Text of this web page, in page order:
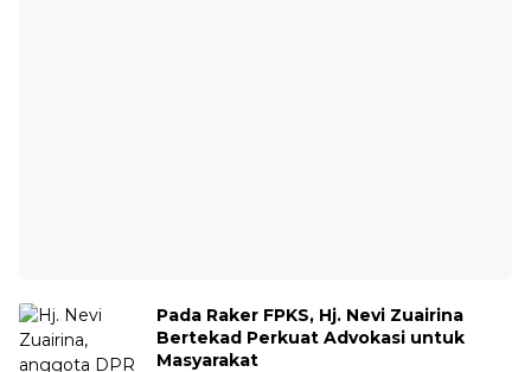
Pada Raker FPKS, Hj. Nevi Zuairina
Bertekad Perkuat Advokasi untuk
Masyarakat